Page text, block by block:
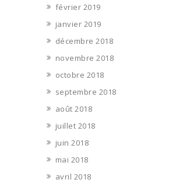
février 2019
janvier 2019
décembre 2018
novembre 2018
octobre 2018
septembre 2018
août 2018
juillet 2018
juin 2018
mai 2018
avril 2018